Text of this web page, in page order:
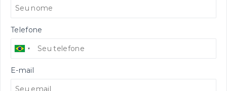
Telefone
E-mail